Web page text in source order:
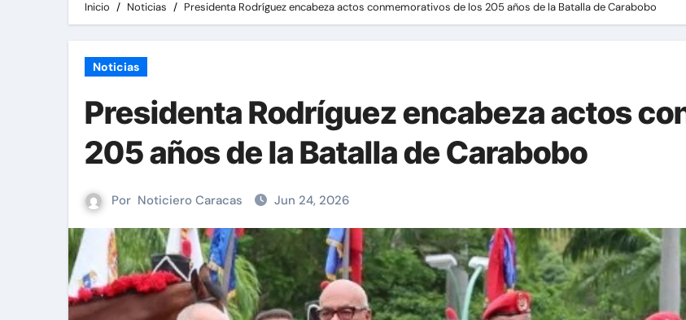
Inicio Noticias Presidenta Rodríguez encabeza actos conmemorativos de los 205 años de la Batalla de Carabobo
Noticias
Presidenta Rodríguez encabeza actos
205 años de la Batalla de Carabobo
Por Noticiero Caracas Jun 24, 2026